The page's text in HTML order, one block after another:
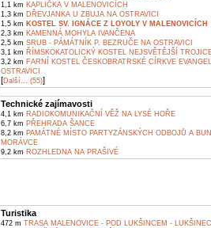
1,1 km KAPLIČKA V MALENOVICÍCH
1,3 km DŘEVJANKA U ZBUJA NA OSTRAVICI
1,5 km KOSTEL SV. IGNÁCE Z LOYOLY V MALENOVICÍCH
2,3 km KAMENNÁ MOHYLA IVANČENA
2,5 km SRUB - PÁMÁTNÍK P. BEZRUČE NA OSTRAVICI
3,1 km ŘÍMSKOKATOLICKÝ KOSTEL NEJSVĚTĚJŠÍ
3,2 km FARNÍ KOSTEL ČESKOBRATRSKÉ CÍRKVE
OSTRAVICI
[Další... (55)]
Technické zajímavosti
4,1 km RADIOKOMUNIKAČNÍ VĚŽ NA LYSÉ HOŘE
6,7 km PŘEHRADA ŠANCE
8,2 km PAMÁTNÉ MÍSTO PARTYZÁNSKÝCH ODBOJŮ A
MORÁVCE
9,2 km ROZHLEDNA NA PRAŠIVÉ
Turistika
472 m TRASA MALENOVICE - POD LUKŠINCEM -